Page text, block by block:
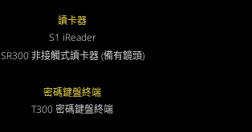
讀卡器
S1 iReader
SR300 非接觸式讀卡器 (備有鏡頭)
密碼鍵盤終端
T300 密碼鍵盤終端